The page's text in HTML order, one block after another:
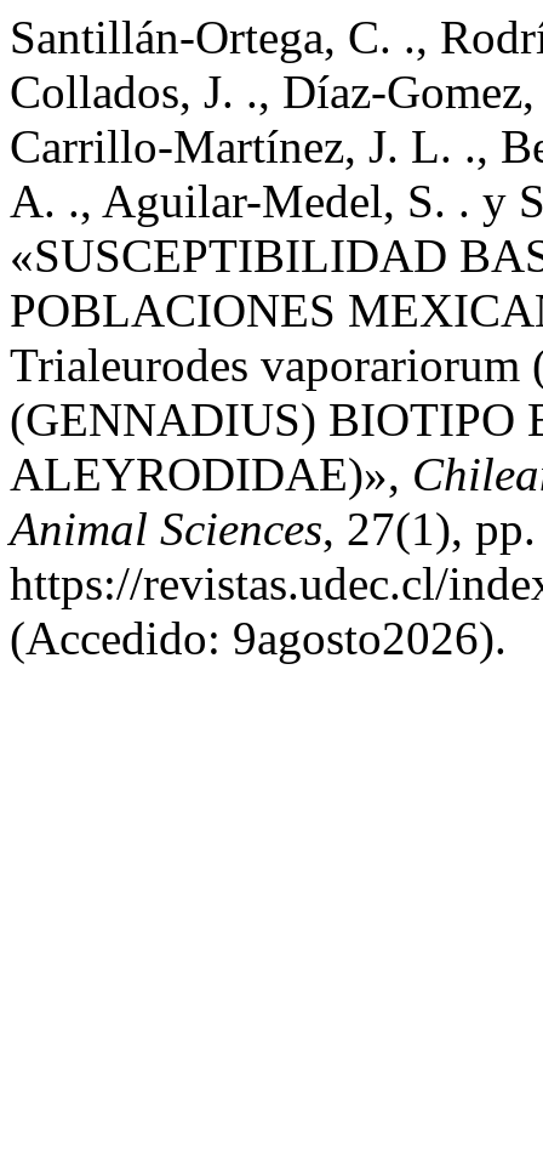
Santillán-Ortega, C. .,
Collados, J. ., Díaz-
Carrillo-Martínez, J. L. .,
A. ., Aguilar-Medel, S. . y
«SUSCEPTIBILIDAD
POBLACIONES
Trialeurodes
(GENNADIUS) BIOTIPO
ALEYRODIDAE)»,
Animal Sciences, 27(1),
https://revistas.udec.cl/
(Accedido: 9agosto2026).